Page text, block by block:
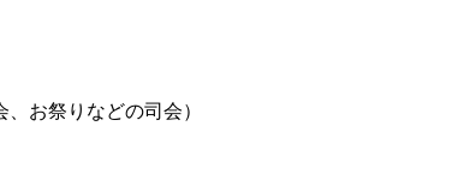
お祭りなどの司会）